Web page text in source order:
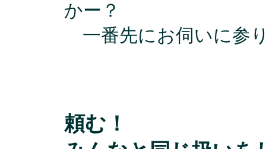
かー？
一番先にお伺いに参
頼む！